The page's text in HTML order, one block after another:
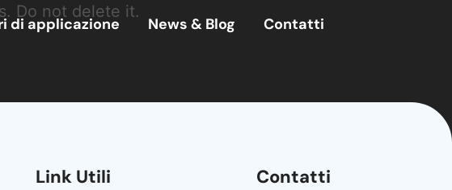
di applicazione News & Blog Contatti
Do not delete it.
Link Utili Contatti